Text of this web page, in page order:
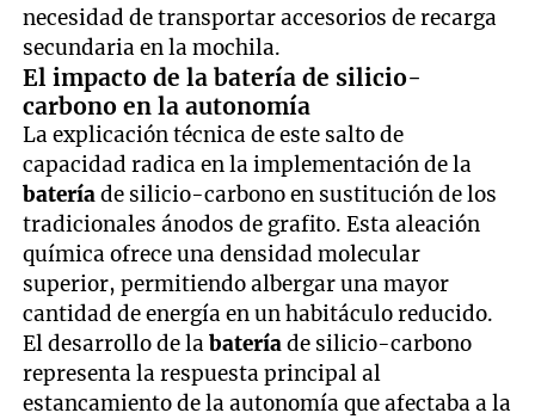
necesidad de transportar accesorios de recarga
secundaria en la mochila.
El impacto de la batería de silicio-
carbono en la autonomía
La explicación técnica de este salto de
capacidad radica en la implementación de la
bateríade silicio-carbono en sustitución de los
tradicionales ánodos de grafito. Esta aleación
química ofrece una densidad molecular
superior, permitiendo albergar una mayor
cantidad de energía en un habitáculo reducido.
El desarrollo de labateríade silicio-carbono
representa la respuesta principal al
estancamiento de la autonomía que afectaba a la